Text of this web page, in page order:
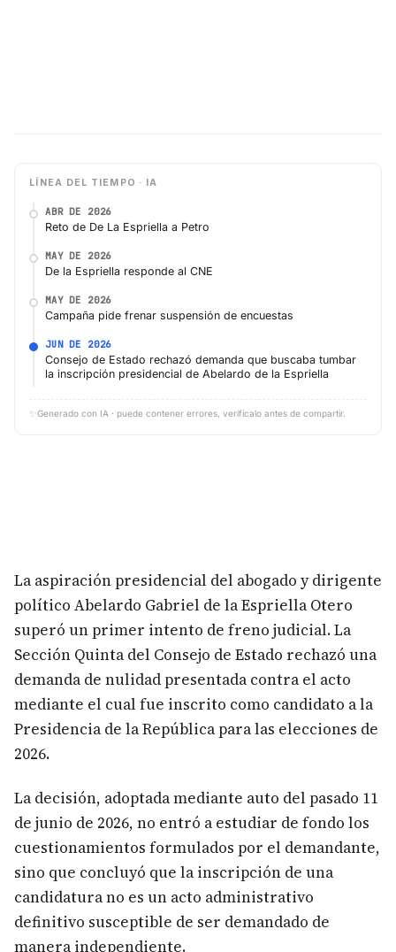
LÍNEA DEL TIEMPO · IA
ABR DE 2026
Reto de De La Espriella a Petro
MAY DE 2026
De la Espriella responde al CNE
MAY DE 2026
Campaña pide frenar suspensión de encuestas
JUN DE 2026
Consejo de Estado rechazó demanda que buscaba tumbar
la inscripción presidencial de Abelardo de la Espriella
✨ Generado con IA · puede contener errores, verifícalo antes de compartir.
La aspiración presidencial del abogado y dirigente
político Abelardo Gabriel de la Espriella Otero
superó un primer intento de freno judicial. La
Sección Quinta del Consejo de Estado rechazó una
demanda de nulidad presentada contra el acto
mediante el cual fue inscrito como candidato a la
Presidencia de la República para las elecciones de
2026.
La decisión, adoptada mediante auto del pasado 11
de junio de 2026, no entró a estudiar de fondo los
cuestionamientos formulados por el demandante,
sino que concluyó que la inscripción de una
candidatura no es un acto administrativo
definitivo susceptible de ser demandado de
manera independiente.